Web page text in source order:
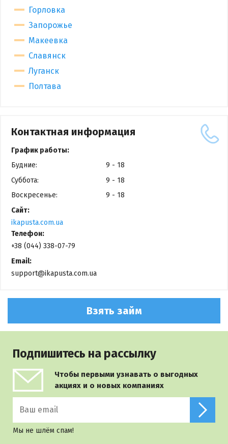
Горловка
Запорожье
Макеевка
Славянск
Луганск
Полтава
Контактная информация
График работы:
Будние:
9 - 18
Суббота:
9 - 18
Воскресенье:
9 - 18
Сайт:
ikapusta.com.ua
Телефон:
+38 (044) 338-07-79
Email:
support@ikapusta.com.ua
Взять займ
Подпишитесь на рассылку
Чтобы первыми узнавать о выгодных
акциях и о новых компаниях
Мы не шлём спам!